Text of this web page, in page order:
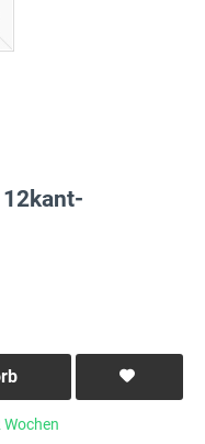
12kant-